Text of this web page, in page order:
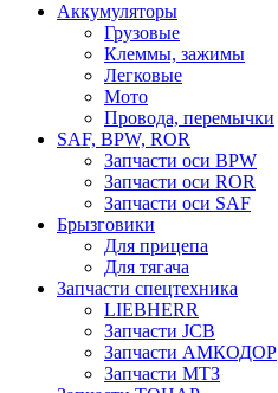
Аккумуляторы
Грузовые
Клеммы, зажимы
Легковые
Мото
Провода, перемычки
SAF, BPW, ROR
Запчасти оси BPW
Запчасти оси ROR
Запчасти оси SAF
Брызговики
Для прицепа
Для тягача
Запчасти спецтехника
LIEBHERR
Запчасти JCB
Запчасти АМКОДОР
Запчасти МТЗ